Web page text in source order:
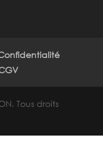
Tous droits